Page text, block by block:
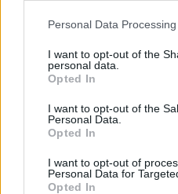
Personal Data
I want to opt-out of the
personal data.
Opted In
I want to opt-out of the
Personal Data.
Opted In
I want to opt-out of
Personal Data for
Opted In
Tietosuojalauseke
Mediatiedot
RSS-ohje
Lifestyle